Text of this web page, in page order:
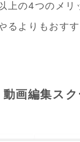
上の4つのメリ
るよりもおすす
動画編集ス